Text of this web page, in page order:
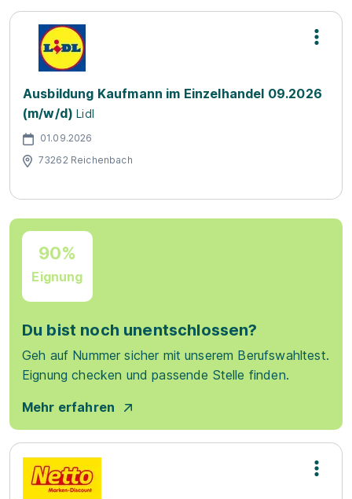
Ausbildung Kaufmann im Einzelhandel 09.2026
(m/w/d) Lidl
01.09.2026
73262 Reichenbach
90%
Eignung
Du bist noch unentschlossen?
Geh auf Nummer sicher mit unserem Berufswahltest.
Eignung checken und passende Stelle finden.
Mehr erfahren